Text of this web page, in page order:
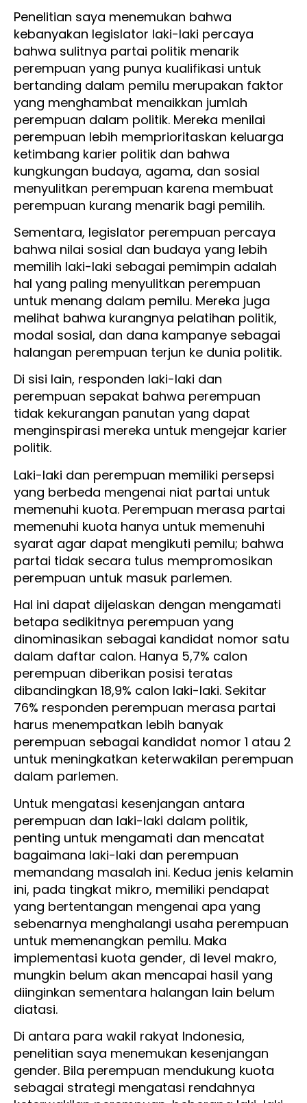
Penelitian saya menemukan bahwa
kebanyakan legislator laki-laki percaya
bahwa sulitnya partai politik menarik
perempuan yang punya kualifikasi untuk
bertanding dalam pemilu merupakan faktor
yang menghambat menaikkan jumlah
perempuan dalam politik. Mereka menilai
perempuan lebih memprioritaskan keluarga
ketimbang karier politik dan bahwa
kungkungan budaya, agama, dan sosial
menyulitkan perempuan karena membuat
perempuan kurang menarik bagi pemilih.
Sementara, legislator perempuan percaya
bahwa nilai sosial dan budaya yang lebih
memilih laki-laki sebagai pemimpin adalah
hal yang paling menyulitkan perempuan
untuk menang dalam pemilu. Mereka juga
melihat bahwa kurangnya pelatihan politik,
modal sosial, dan dana kampanye sebagai
halangan perempuan terjun ke dunia politik.
Di sisi lain, responden laki-laki dan
perempuan sepakat bahwa perempuan
tidak kekurangan panutan yang dapat
menginspirasi mereka untuk mengejar karier
politik.
Laki-laki dan perempuan memiliki persepsi
yang berbeda mengenai niat partai untuk
memenuhi kuota. Perempuan merasa partai
memenuhi kuota hanya untuk memenuhi
syarat agar dapat mengikuti pemilu; bahwa
partai tidak secara tulus mempromosikan
perempuan untuk masuk parlemen.
Hal ini dapat dijelaskan dengan mengamati
betapa sedikitnya perempuan yang
dinominasikan sebagai kandidat nomor satu
dalam daftar calon. Hanya 5,7% calon
perempuan diberikan posisi teratas
dibandingkan 18,9% calon laki-laki. Sekitar
76% responden perempuan merasa partai
harus menempatkan lebih banyak
perempuan sebagai kandidat nomor 1 atau 2
untuk meningkatkan keterwakilan perempuan
dalam parlemen.
Untuk mengatasi kesenjangan antara
perempuan dan laki-laki dalam politik,
penting untuk mengamati dan mencatat
bagaimana laki-laki dan perempuan
memandang masalah ini. Kedua jenis kelamin
ini, pada tingkat mikro, memiliki pendapat
yang bertentangan mengenai apa yang
sebenarnya menghalangi usaha perempuan
untuk memenangkan pemilu. Maka
implementasi kuota gender, di level makro,
mungkin belum akan mencapai hasil yang
diinginkan sementara halangan lain belum
diatasi.
Di antara para wakil rakyat Indonesia,
penelitian saya menemukan kesenjangan
gender. Bila perempuan mendukung kuota
sebagai strategi mengatasi rendahnya